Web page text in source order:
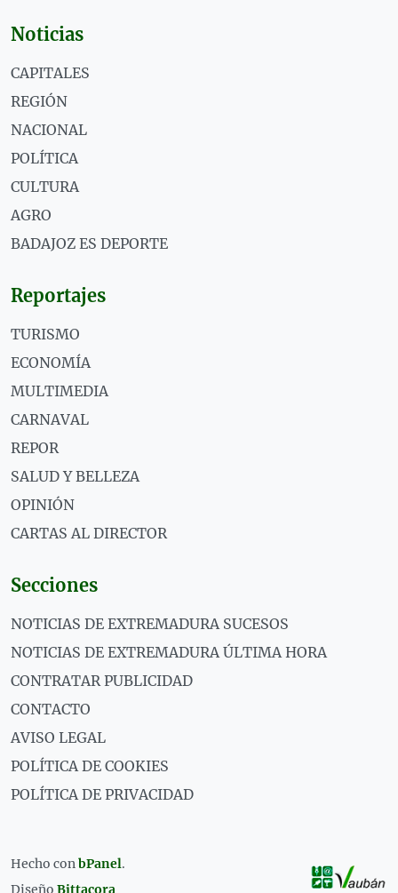
Noticias
CAPITALES
REGIÓN
NACIONAL
POLÍTICA
CULTURA
AGRO
BADAJOZ ES DEPORTE
Reportajes
TURISMO
ECONOMÍA
MULTIMEDIA
CARNAVAL
REPOR
SALUD Y BELLEZA
OPINIÓN
CARTAS AL DIRECTOR
Secciones
NOTICIAS DE EXTREMADURA SUCESOS
NOTICIAS DE EXTREMADURA ÚLTIMA HORA
CONTRATAR PUBLICIDAD
CONTACTO
AVISO LEGAL
POLÍTICA DE COOKIES
POLÍTICA DE PRIVACIDAD
Hecho con bPanel.
Diseño Bittacora